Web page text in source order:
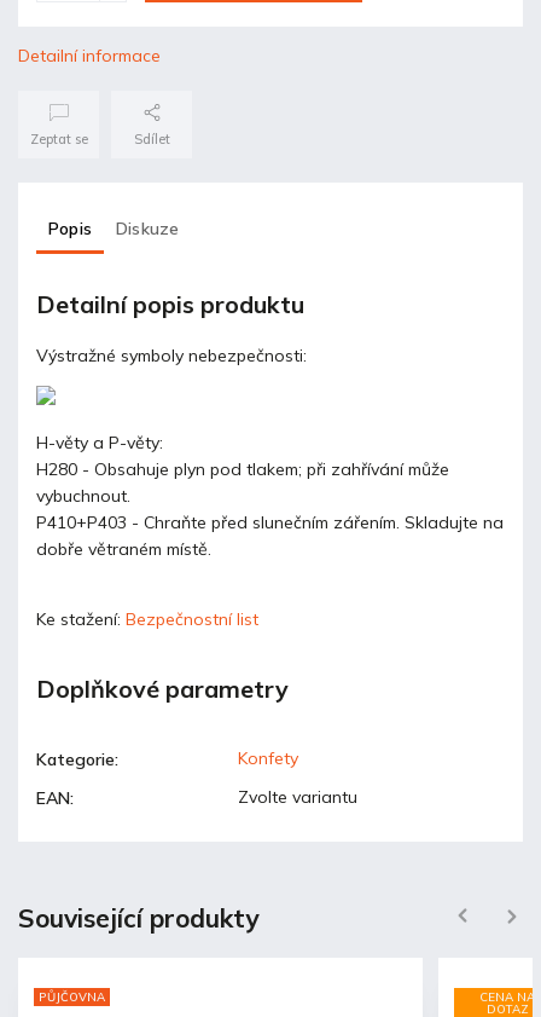
Detailní informace
Zeptat se Sdílet
Popis Diskuze
Detailní popis produktu
Výstražné symboly nebezpečnosti:
H-věty a P-věty:
H280 - Obsahuje plyn pod tlakem; při zahřívání může
vybuchnout.
P410+P403 - Chraňte před slunečním zářením. Skladujte na
dobře větraném místě.
Ke stažení: Bezpečnostní list
Doplňkové parametry
Kategorie:
Konfety
EAN: Zvolte variantu
Související produkty Previous
PŮJČOVNA
CENA NA
DOTAZ
Next